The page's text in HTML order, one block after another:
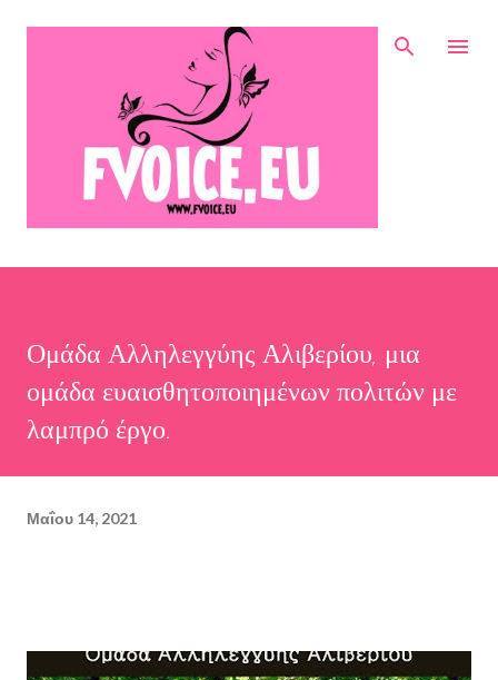
Μετάβαση στο κύριο περιεχόμενο
Ομάδα Αλληλεγγύης Αλιβερίου, μια
ομάδα ευαισθητοποιημένων πολιτών με
λαμπρό έργο.
Μαΐου 14, 2021